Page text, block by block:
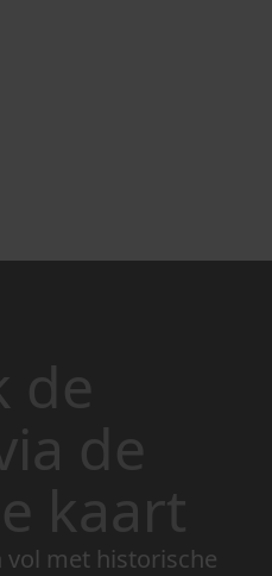
de
de
kaart
met historische